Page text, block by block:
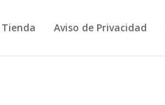
Tienda Aviso de Privacidad